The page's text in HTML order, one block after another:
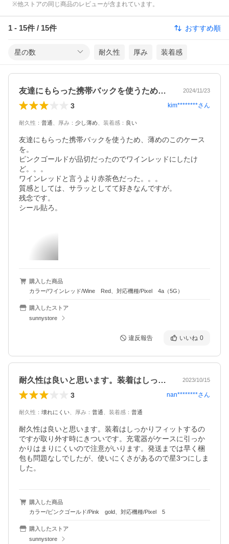
※他ストアの同じ商品のレビューが含まれています。
1 - 15件 / 15件 おすすめ順
星の数 耐久性 厚み 装着感
友達にもらった携帯バックを使うため、薄… 2024/11/23
3 kim********さん
耐久性 ： 普通 厚み ： 少し薄め 装着感 ： 良い
友達にもらった携帯バックを使うため、薄めのこのケース
を。
ピンクゴールドが品切だったのでワインレッドにしたけ
ど。。。
ワインレッドと言うより赤茶色だった。。。
質感としては、サラッとしてて好きなんですが。
残念です。
シール貼ろ。
購入した商品
カラー/ワインレッド/Wine Red、対応機種/Pixel 4a（5G）
購入したストア
sunnystore
違反報告 いいね 0
耐久性は良いと思います。装着はしっかり… 2023/10/15
3 nan********さん
耐久性 ： 壊れにくい 厚み ： 普通 装着感 ： 普通
耐久性は良いと思います。装着はしっかりフィットするの
ですが取り外す時にきついです。充電器がケースに引っか
かりはまりにくいので注意がいります。発送までは早く梱
包も問題なしでしたが、使いにくさがあるので星3つにしま
した。
購入した商品
カラー/ピンクゴールド/Pink gold、対応機種/Pixel 5
購入したストア
sunnystore